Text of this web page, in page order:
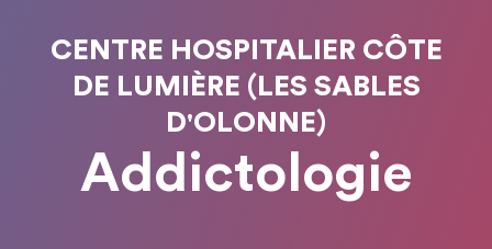
CENTRE HOSPITALIER CÔTE
DE LUMIÈRE (LES SABLES
D'OLONNE)
Addictologie